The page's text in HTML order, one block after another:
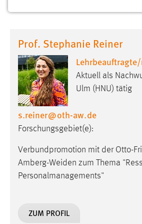
Prof. Stephanie Reiner
Aktuell als
Ulm (HNU) tätig
s.reiner@oth-aw.de
Forschungsgebiet(e):
Verbundpromotion mit der Otto-
Amberg-Weiden zum Thema
Personalmanagements"
ZUM PROFIL
Website erforderlich.
Einverständnis
Name: cookie_consent
Zweck:
ausgewählten
des Benutzers
Cookie Laufzeit: 1 Jahr
Performance
Zweck: